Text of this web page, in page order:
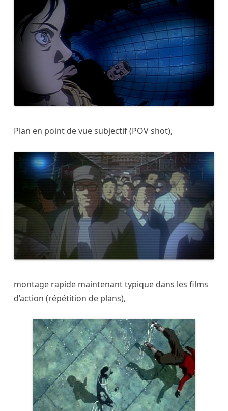
Plan en point de vue subjectif (POV shot),
montage rapide maintenant typique dans les films
d’action (répétition de plans),